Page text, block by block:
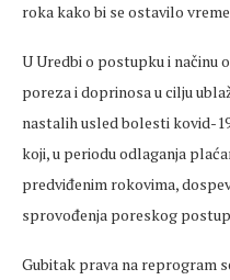
roka kako bi se ostavilo
U Uredbi o postupku i načinu
poreza i doprinosa u cilju
nastalih usled bolesti kovid-
koji, u periodu odlaganja
predviđenim rokovima,
sprovođenja poreskog
Gubitak prava na reprogram